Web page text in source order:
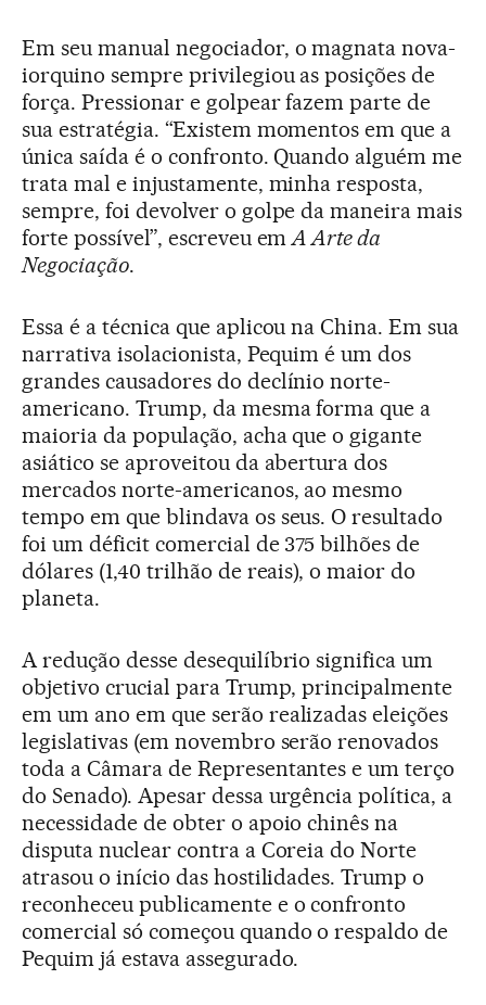
Em seu manual negociador, o magnata nova-
iorquino sempre privilegiou as posições de
força. Pressionar e golpear fazem parte de
sua estratégia. “Existem momentos em que a
única saída é o confronto. Quando alguém me
trata mal e injustamente, minha resposta,
sempre, foi devolver o golpe da maneira mais
forte possível”, escreveu emA Arte da
Negociação.
Essa é a técnica que aplicou na China. Em sua
narrativa isolacionista, Pequim é um dos
grandes causadores do declínio norte-
americano. Trump, da mesma forma que a
maioria da população, acha que o gigante
asiático se aproveitou da abertura dos
mercados norte-americanos, ao mesmo
tempo em que blindava os seus. O resultado
foi um déficit comercial de 375 bilhões de
dólares (1,40 trilhão de reais), o maior do
planeta.
A redução desse desequilíbrio significa um
objetivo crucial para Trump, principalmente
em um ano em que serão realizadas eleições
legislativas (em novembro serão renovados
toda a Câmara de Representantes e um terço
do Senado). Apesar dessa urgência política, a
necessidade de obter o apoio chinês na
disputa nuclear contra a Coreia do Norte
atrasou o início das hostilidades. Trump o
reconheceu publicamente e o confronto
comercial só começou quando o respaldo de
Pequim já estava assegurado.